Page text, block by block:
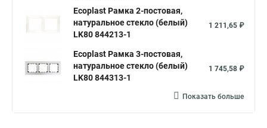
Ecoplast Рамка 2-постовая,
натуральное стекло (белый)
LK80 844213-1
1 211,65 ₽
Ecoplast Рамка 3-постовая,
натуральное стекло (белый)
LK80 844313-1
1 745,58 ₽
Показать больше